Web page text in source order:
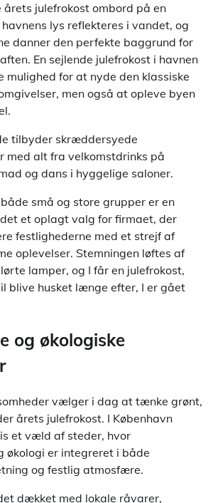
årets julefrokost ombord på en
lys reflekteres i vandet, og
danner den perfekte baggrund for
En sejlende julefrokost i havnen
mulighed for at nyde den klassiske
men også at opleve byen
tilbyder skræddersyede
med alt fra velkomstdrinks på
og dans i hyggelige saloner.
små og store grupper er en
et oplagt valg for firmaet, der
festlighederne med et strejf af
oplevelser. Stemningen løftes af
lamper, og I får en julefrokost,
blive husket længe efter, I er gået
og økologiske
vælger i dag at tænke grønt,
årets julefrokost. I København
et væld af steder, hvor
er integreret i både
og festlig atmosfære.
dækket med lokale råvarer,